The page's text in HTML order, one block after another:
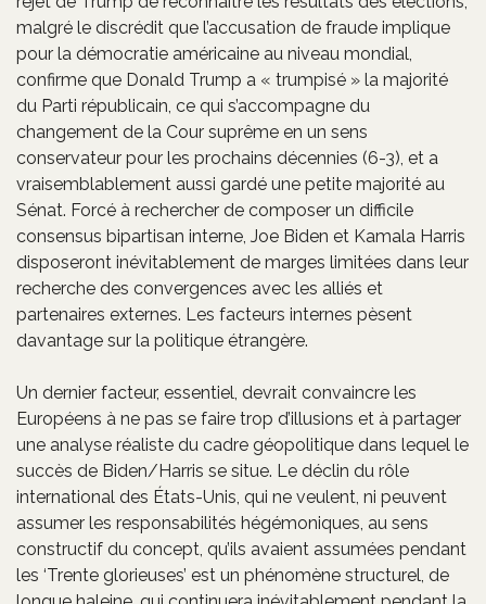
malgré le discrédit que l’accusation de fraude implique
pour la démocratie américaine au niveau mondial,
confirme que Donald Trump a « trumpisé » la majorité
du Parti républicain, ce qui s’accompagne du
changement de la Cour suprême en un sens
conservateur pour les prochains décennies (6-3), et a
vraisemblablement aussi gardé une petite majorité au
Sénat. Forcé à rechercher de composer un difficile
consensus bipartisan interne, Joe Biden et Kamala Harris
disposeront inévitablement de marges limitées dans leur
recherche des convergences avec les alliés et
partenaires externes. Les facteurs internes pèsent
davantage sur la politique étrangère.
Un dernier facteur, essentiel, devrait convaincre les
Européens à ne pas se faire trop d’illusions et à partager
une analyse réaliste du cadre géopolitique dans lequel le
succès de Biden/Harris se situe. Le déclin du rôle
international des États-Unis, qui ne veulent, ni peuvent
assumer les responsabilités hégémoniques, au sens
constructif du concept, qu’ils avaient assumées pendant
les ‘Trente glorieuses’ est un phénomène structurel, de